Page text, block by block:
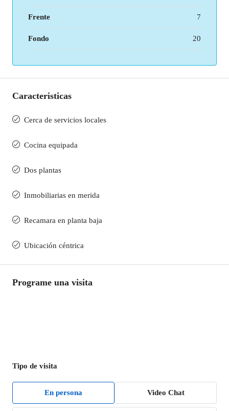
Frente 7
Fondo 20
Caracteristicas
Cerca de servicios locales
Cocina equipada
Dos plantas
Inmobiliarias en merida
Recamara en planta baja
Ubicación céntrica
Programe una visita
Tipo de visita
En persona Video Chat